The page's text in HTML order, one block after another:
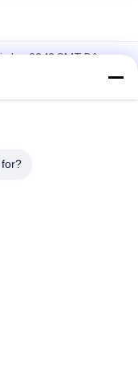
lụa 3040 SMT Dây
hình 320 * 500mm
máy in dán hàn